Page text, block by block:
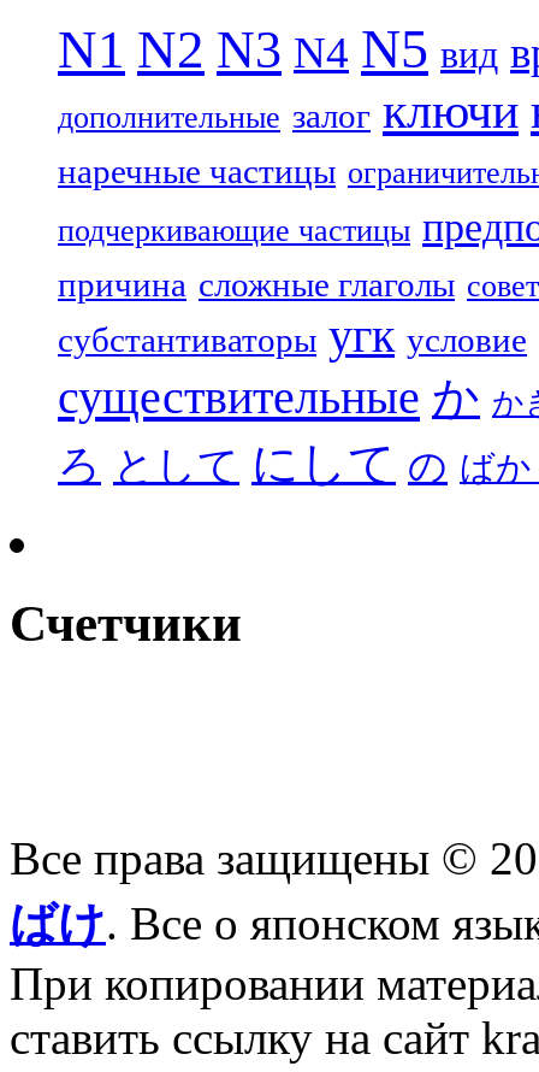
N1 N2 N3 N4 N5 вид
дополнительные залог ключи
наречные частицы
подчеркивающие частицы
причина сложные глаголы совет
субстантиваторы угк условие
существительные か か
ろ として にして の ば
Счетчики
Все права защищены ©
ばけ. Все о японском
При копировании
ставить ссылку на сайт